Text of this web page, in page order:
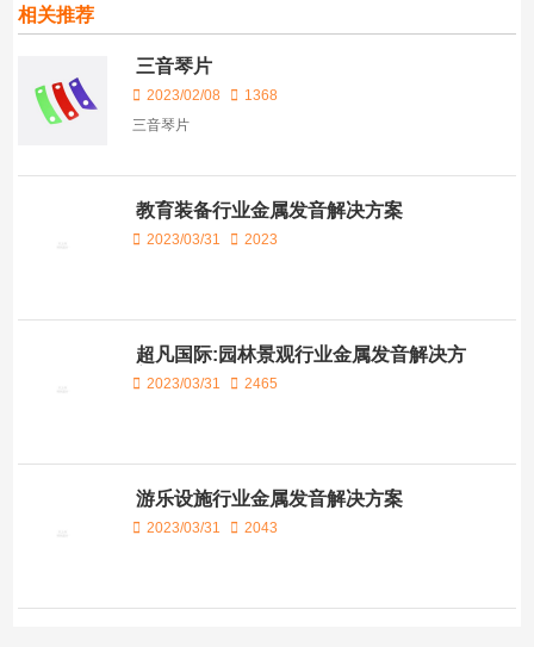
相关推荐
三音琴片
2023/02/08
1368
三音琴片
教育装备行业金属发音解决方案
2023/03/31 2023
超凡国际:园林景观行业金属发音解决方
案2023/03/31 2465
游乐设施行业金属发音解决方案
2023/03/31 2043